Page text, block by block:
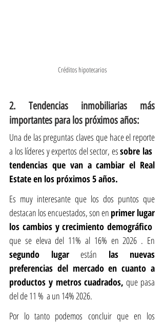
Créditos hipotecarios
2. Tendencias inmobiliarias más
importantes para los próximos años:
Una de las preguntas claves que hace el reporte
a los líderes y expertos del sector, es sobre las
tendencias que van a cambiar el Real
Estate en los próximos 5 años.
Es muy interesante que los dos puntos que
destacan los encuestados, son en primer lugar
los cambios y crecimiento demográfico
que se eleva del 11% al 16% en 2026 . En
segundo lugar están las nuevas
preferencias del mercado en cuanto a
productos y metros cuadrados, que pasa
del de 11 %  a un 14% 2026.
Por lo tanto podemos concluir que en los